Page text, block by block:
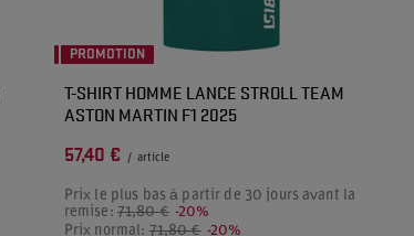
PROMOTION
T-SHIRT HOMME LANCE STROLL TEAM
ASTON MARTIN F1 2025
57,40 € / article
Prix le plus bas à partir de 30 jours avant la
remise: 71,80 € -20%
Prix normal:71,80 € -20%